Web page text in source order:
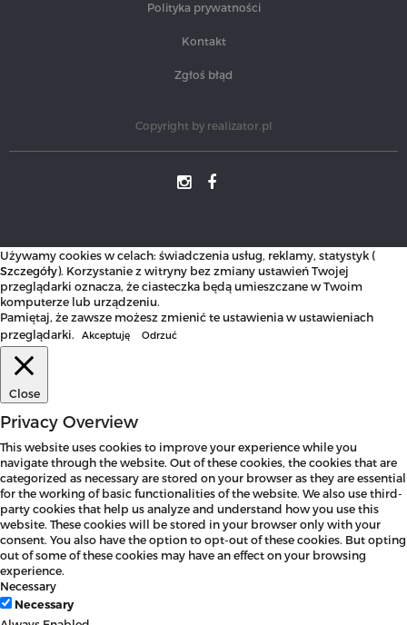
Polityka prywatności
Kontakt
Zgłoś błąd
Copyright by realizator.pl
Używamy cookies w celach: świadczenia usług, reklamy, statystyk (
Szczegóły). Korzystanie z witryny bez zmiany ustawień Twojej
przeglądarki oznacza, że ciasteczka będą umieszczane w Twoim
komputerze lub urządzeniu.
Pamiętaj, że zawsze możesz zmienić te ustawienia w ustawieniach
przeglądarki.
Akceptuję Odrzuć
Close
Privacy Overview
This website uses cookies to improve your experience while you
navigate through the website. Out of these cookies, the cookies that are
categorized as necessary are stored on your browser as they are essential
for the working of basic functionalities of the website. We also use third-
party cookies that help us analyze and understand how you use this
website. These cookies will be stored in your browser only with your
consent. You also have the option to opt-out of these cookies. But opting
out of some of these cookies may have an effect on your browsing
experience.
Necessary
Necessary